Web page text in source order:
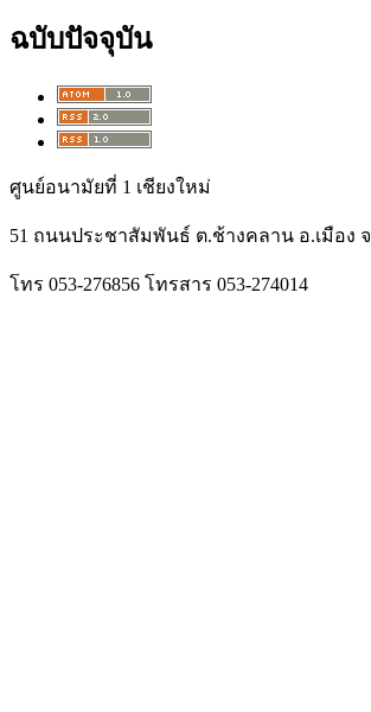
ฉบับปัจจุบัน
ศูนย์อนามัยที่ 1 เชียงใหม่
51 ถนนประชาสัมพันธ์ ต.ช้างคลาน อ.เมือง จ
โทร 053-276856 โทรสาร 053-274014